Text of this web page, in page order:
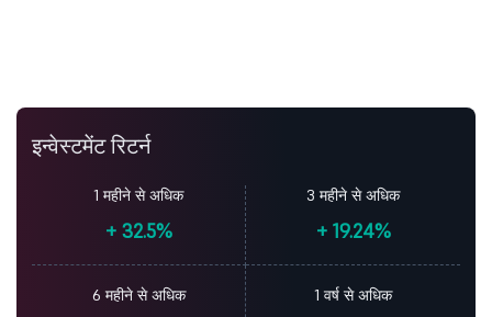
इन्वेस्टमेंट रिटर्न
1 महीने से अधिक
+32.5%
3 महीने से अधिक
+19.24%
6 महीने से अधिक 1 वर्ष से अधिक